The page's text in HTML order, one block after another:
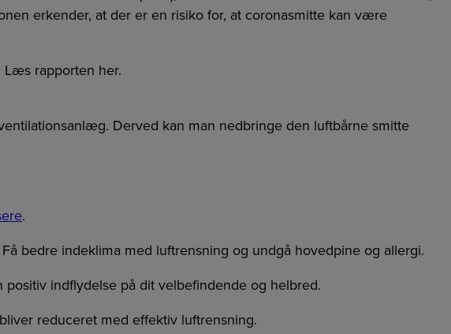
erkender, at der er en risiko for, at coronasmitte kan være
rapporten her.
Derved kan man nedbringe den luftbårne smitte
.
bedre indeklima med luftrensning og undgå hovedpine og allergi.
indflydelse på dit velbefindende og helbred.
reduceret med effektiv luftrensning.